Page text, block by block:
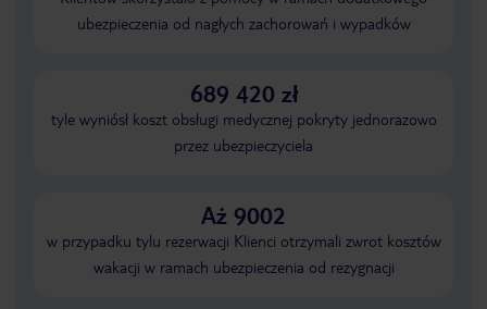
ubezpieczenia od nagłych zachorowań i wypadków
689 420 zł
tyle wyniósł koszt obsługi medycznej pokryty jednorazowo
przez ubezpieczyciela
Aż 9002
w przypadku tylu rezerwacji Klienci otrzymali zwrot kosztów
wakacji w ramach ubezpieczenia od rezygnacji